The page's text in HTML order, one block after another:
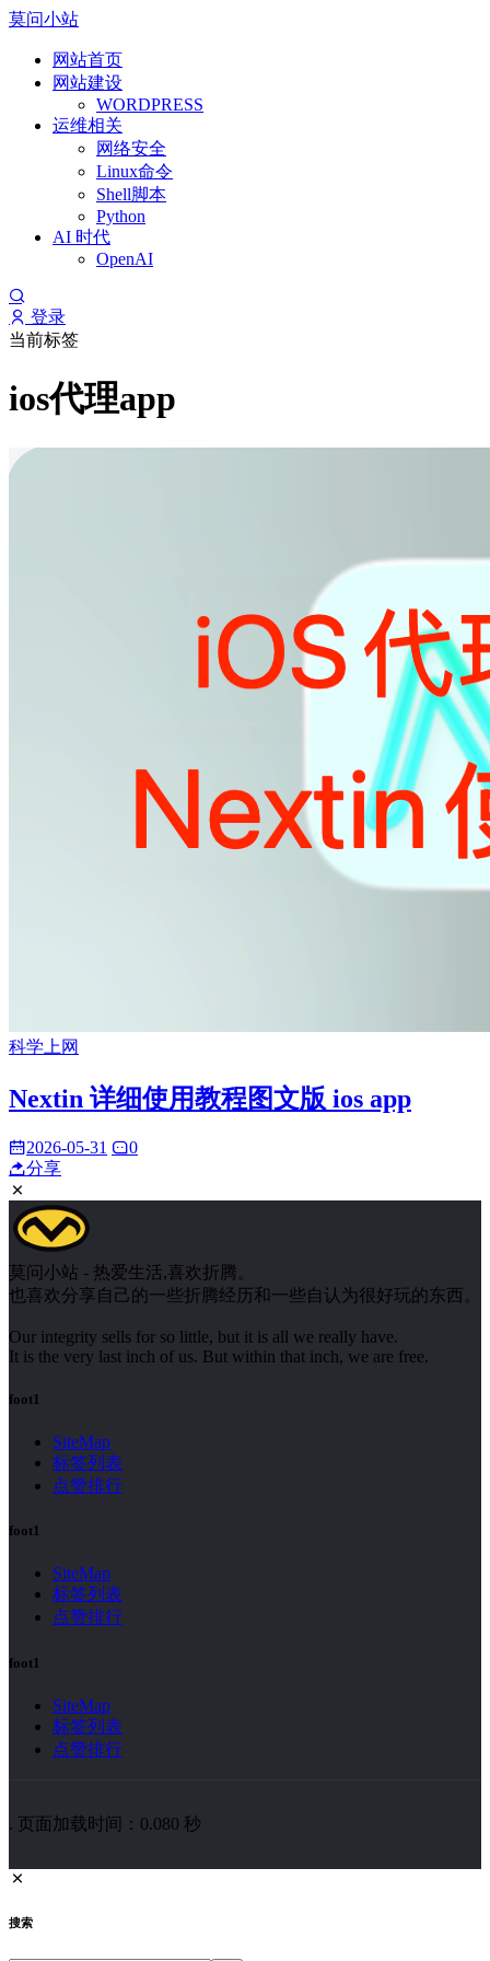
莫问小站
网站首页
网站建设
WORDPRESS
运维相关
网络安全
Linux命令
Shell脚本
Python
AI 时代
OpenAI
登录
当前标签
ios代理app
科学上网
Nextin 详细使用教程图文版 ios app
2026-05-31
0
分享
莫问小站 - 热爱生活,喜欢折腾。
也喜欢分享自己的一些折腾经历和一些自认为很好玩的东西。
Our integrity sells for so little, but it is all we really have.
It is the very last inch of us. But within that inch, we are free.
foot1
SiteMap
标签列表
点赞排行
foot1
SiteMap
标签列表
点赞排行
foot1
SiteMap
标签列表
点赞排行
. 页面加载时间：0.080 秒
搜索